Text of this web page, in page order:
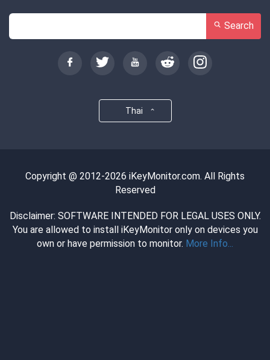
Search
Thai
Copyright @ 2012-2026 iKeyMonitor.com. All Rights
Reserved
Disclaimer: SOFTWARE INTENDED FOR LEGAL USES ONLY.
You are allowed to install iKeyMonitor only on devices you
own or have permission to monitor. More Info...